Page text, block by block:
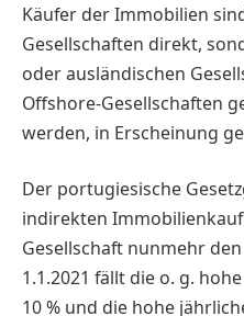
Käufer der Immobilien
Gesellschaften direkt,
oder ausländischen
Offshore-Gesellschaften
werden, in Erscheinung
Der portugiesische
indirekten
Gesellschaft nunmehr
1.1.2021 fällt die o. g.
10 % und die hohe